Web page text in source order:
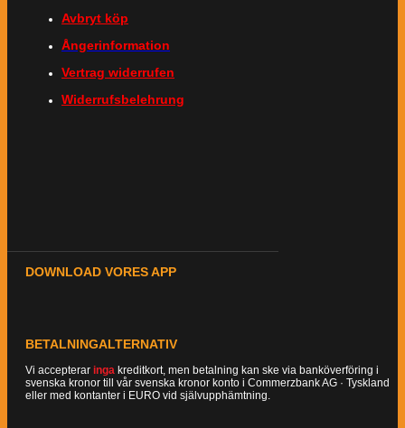
Avbryt köp
Ångerinformation
Vertrag widerrufen
Widerrufsbelehrung
DOWNLOAD VORES APP
BETALNINGALTERNATIV
Vi accepterar inga kreditkort, men betalning kan ske via banköverföring i
svenska kronor till vår svenska kronor konto i Commerzbank AG · Tyskland
eller med kontanter i EURO vid självupphämtning.